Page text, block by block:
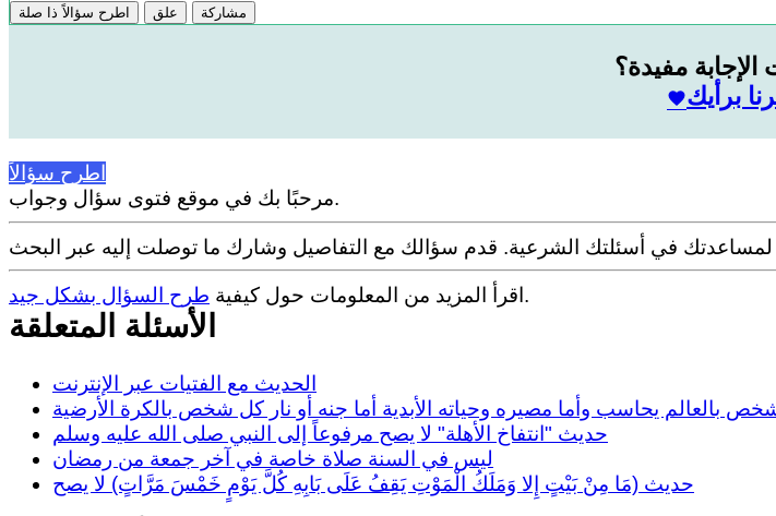
اطرح سؤالاً ذا صلة علق مشاركة
مفيدة؟
برأيك
اطرح سؤالاً
مرحبًا بك في موقع فتوى سؤال وجواب.
اقرأ المزيد من المعلومات حول كيفية طرح السؤال بشكل جيد .
الأسئلة المتعلقة
الحديث مع الفتيات عبر الإنترنت
بالعالم يحاسب وأما مصيره وحياته الأبدية أما جنه أو نار كل شخص بالكرة الأرضية
حديث "انتفاخ الأهلة" لا يصح مرفوعاً إلى النبي صلى الله عليه وسلم
ليس في السنة صلاة خاصة في آخر جمعة من رمضان
حديث (مَا مِنْ بَيْتٍ إِلا وَمَلَكُ الْمَوْتِ يَقِفُ عَلَى بَابِهِ كُلَّ يَوْمٍ خَمْسَ مَرَّاتٍ) لا يصح